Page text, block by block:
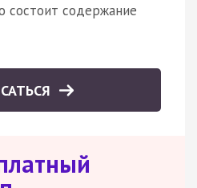
состоит содержание